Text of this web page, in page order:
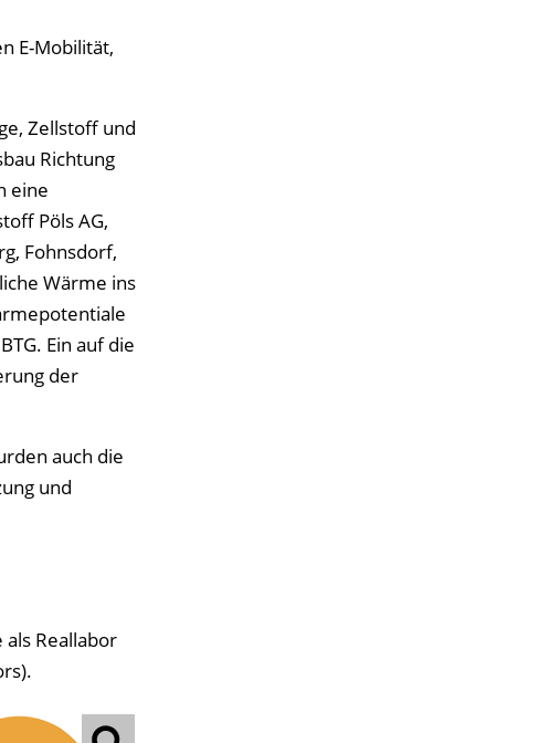
E-Mobilität,
Zellstoff und
Richtung
eine
Pöls AG,
Fohnsdorf,
Wärme ins
Ein auf die
der
auch die
und
Reallabor